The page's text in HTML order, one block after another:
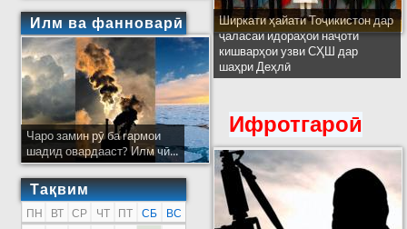
Илм ва фанноварӣ
Чаро замин рӯ ба гармои
шадид овардааст? Илм чӣ...
Тақвим
ПН ВТ СР ЧТ ПТ СБ
ВС
Ширкати ҳайати Тоҷикистон дар
ҷаласаи идораҳои наҷоти
кишварҳои узви СҲШ дар
шаҳри Деҳлӣ
Ифротгароӣ